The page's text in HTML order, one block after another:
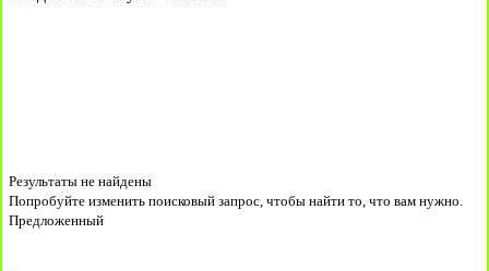
Результаты не найдены
Попробуйте изменить поисковый запрос, чтобы найти то, что вам нужно.
Предложенный